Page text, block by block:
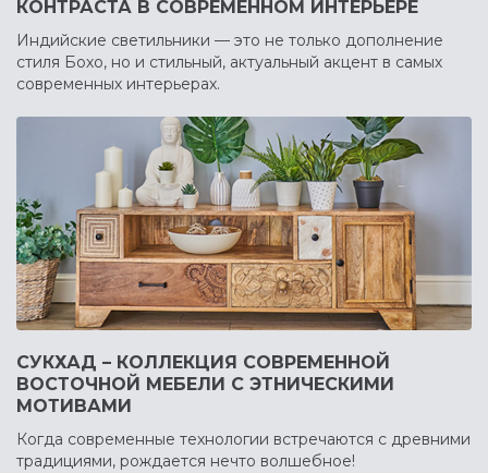
КОНТРАСТА В СОВРЕМЕННОМ ИНТЕРЬЕРЕ
Индийские светильники — это не только дополнение
стиля Бохо, но и стильный, актуальный акцент в самых
современных интерьерах.
СУКХАД – КОЛЛЕКЦИЯ СОВРЕМЕННОЙ
ВОСТОЧНОЙ МЕБЕЛИ С ЭТНИЧЕСКИМИ
МОТИВАМИ
Когда современные технологии встречаются с древними
традициями, рождается нечто волшебное!